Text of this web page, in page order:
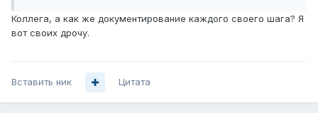
Коллега, а как же документирование каждого своего шага? Я
вот своих дрочу.
Вставить ник Цитата